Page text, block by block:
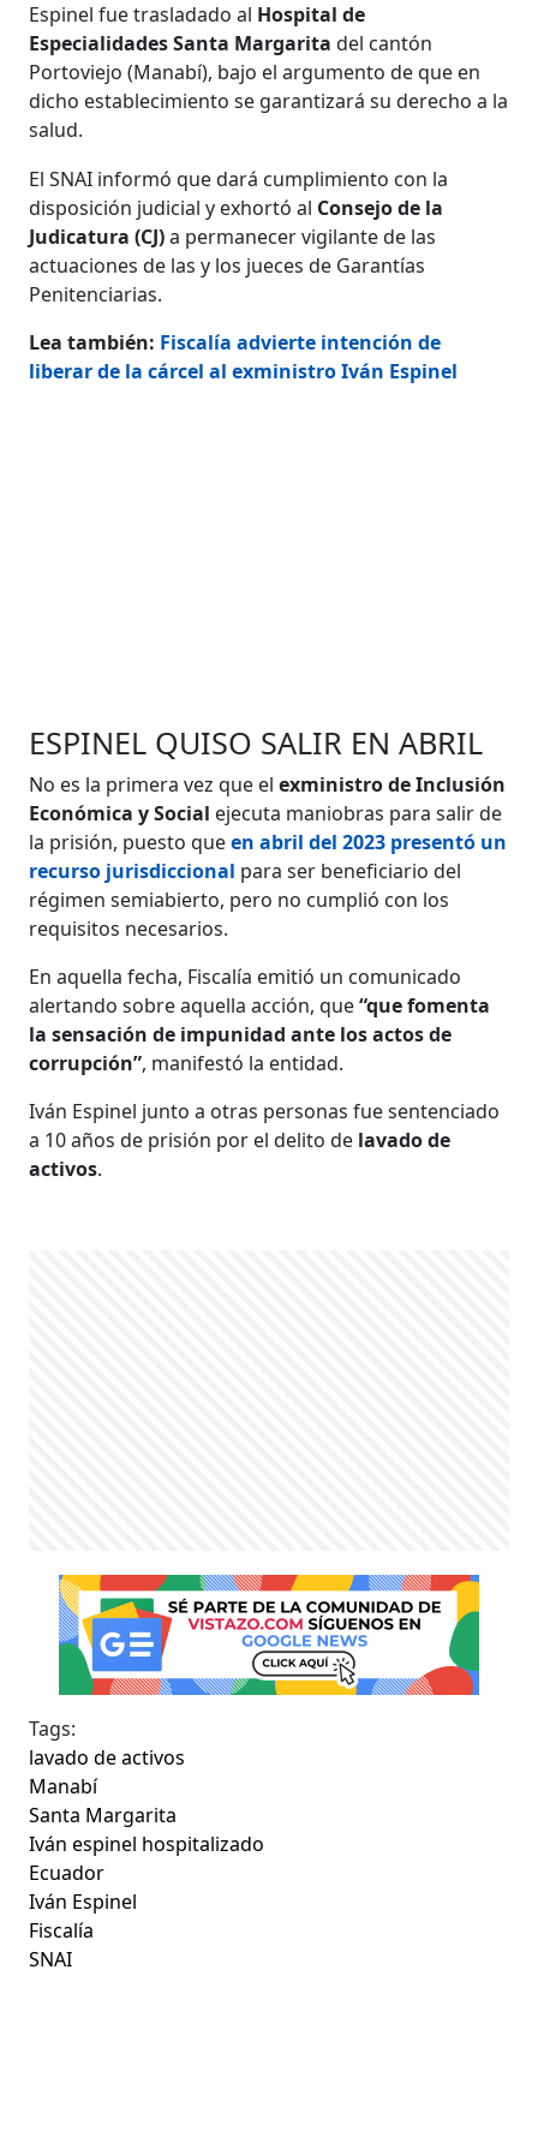
Espinel fue trasladado al Hospital de
Especialidades Santa Margarita del cantón
Portoviejo (Manabí), bajo el argumento de que en
dicho establecimiento se garantizará su derecho a la
salud.
El SNAI informó que dará cumplimiento con la
disposición judicial y exhortó al Consejo de la
Judicatura (CJ)a permanecer vigilante de las
actuaciones de las y los jueces de Garantías
Penitenciarias.
Lea también: Fiscalía advierte intención de
liberar de la cárcel al exministro Iván Espinel
ESPINEL QUISO SALIR EN ABRIL
No es la primera vez que elexministro de Inclusión
Económica y Social ejecuta maniobras para salir de
la prisión, puesto queen abril del 2023 presentó un
recurso jurisdiccional para ser beneficiario del
régimen semiabierto, pero no cumplió con los
requisitos necesarios.
En aquella fecha, Fiscalía emitió un comunicado
alertando sobre aquella acción, que“que fomenta
la sensación de impunidad ante los actos de
corrupción”, manifestó la entidad.
Iván Espinel junto a otras personas fue sentenciado
a 10 años de prisión por el delito de lavado de
activos.
Tags:
lavado de activos
Manabí
Santa Margarita
Iván espinel hospitalizado
Ecuador
Iván Espinel
Fiscalía
SNAI